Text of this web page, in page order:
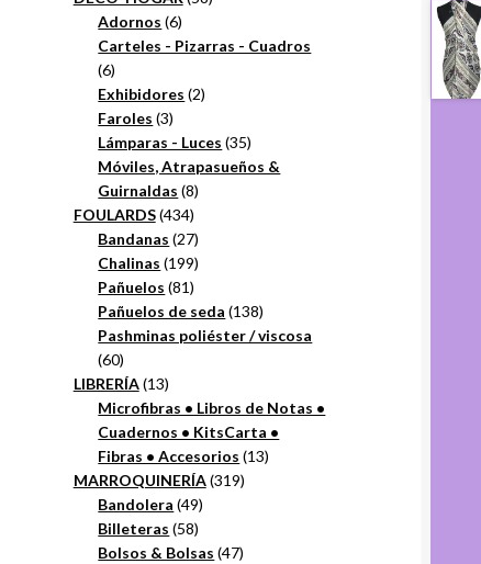
Adornos 66
productos
Carteles - Pizarras - Cuadros
66
productos
Exhibidores 22
Faroles 33
productos
Lámparas - Luces 3535
productos
Móviles, Atrapasueños &
Guirnaldas 88
FOULARDS 434434
productos
Bandanas 2727
productos
Chalinas 199199
Pañuelos 8181
productos
Pañuelos de seda 138138
productos
Pashminas poliéster / viscosa
6060
productos
LIBRERÍA 1313
productos
Microfibras • Libros de Notas •
Cuadernos • KitsCarta •
Fibras • Accesorios 1313
MARROQUINERÍA 319319
Bandolera 4949
Billeteras 5858
productos
Bolsos & Bolsas 4747